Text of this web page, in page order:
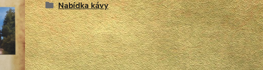
Nabídka kávy